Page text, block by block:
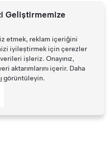
Geliştirmemize
etmek, reklam içeriğini
iyileştirmek için çerezler
işleriz. Onayınız,
aktarımlarını içerir. Daha
görüntüleyin.